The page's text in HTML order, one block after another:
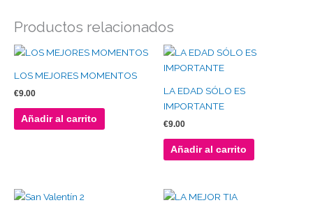
Productos relacionados
LOS MEJORES MOMENTOS
€9.00
Añadir al carrito
LA EDAD SÓLO ES
IMPORTANTE
€9.00
Añadir al carrito